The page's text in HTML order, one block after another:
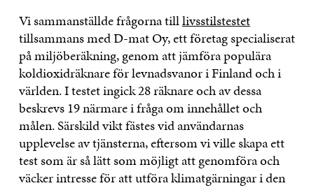
Vi sammanställde frågorna tilllivsstilstestet
tillsammans med D-mat Oy, ett företag specialiserat
på miljöberäkning, genom att jämföra populära
koldioxidräknare för levnadsvanor i Finland och i
världen. I testet ingick 28 räknare och av dessa
beskrevs 19 närmare i fråga om innehållet och
målen. Särskild vikt fästes vid användarnas
upplevelse av tjänsterna, eftersom vi ville skapa ett
test som är så lätt som möjligt att genomföra och
väcker intresse för att utföra klimatgärningar i den